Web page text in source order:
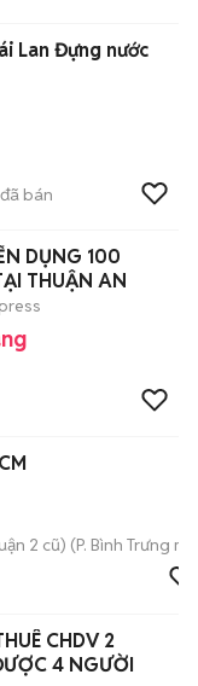
Lan Đựng nước
đã bán
DỤNG 100
THUẬN AN
2 cũ) (P. Bình Trưng
CHDV 2
4 NGƯỜI